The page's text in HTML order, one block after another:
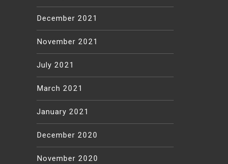
December 2021
November 2021
July 2021
March 2021
January 2021
December 2020
November 2020